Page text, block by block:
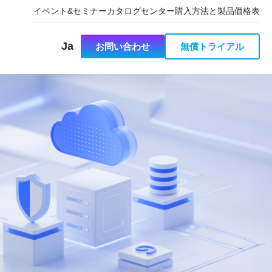
イベント&セミナーカタログセンター購入方法と製品価格表
Ja お問い合わせ 無償トライアル